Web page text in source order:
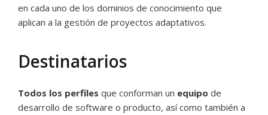
en cada uno de los dominios de conocimiento que
aplican a la gestión de proyectos adaptativos.
Destinatarios
Todos los perfiles que conforman un equipo de
desarrollo de software o producto, así como también a